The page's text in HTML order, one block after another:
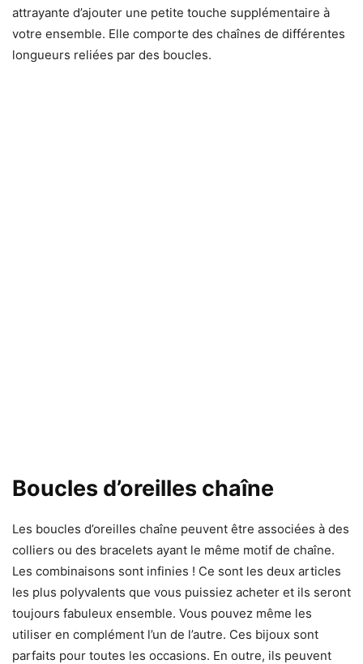
attrayante d’ajouter une petite touche supplémentaire à
votre ensemble. Elle comporte des chaînes de différentes
longueurs reliées par des boucles.
Boucles d’oreilles chaîne
Les boucles d’oreilles chaîne peuvent être associées à des
colliers ou des bracelets ayant le même motif de chaîne.
Les combinaisons sont infinies ! Ce sont les deux articles
les plus polyvalents que vous puissiez acheter et ils seront
toujours fabuleux ensemble. Vous pouvez même les
utiliser en complément l’un de l’autre. Ces bijoux sont
parfaits pour toutes les occasions. En outre, ils peuvent